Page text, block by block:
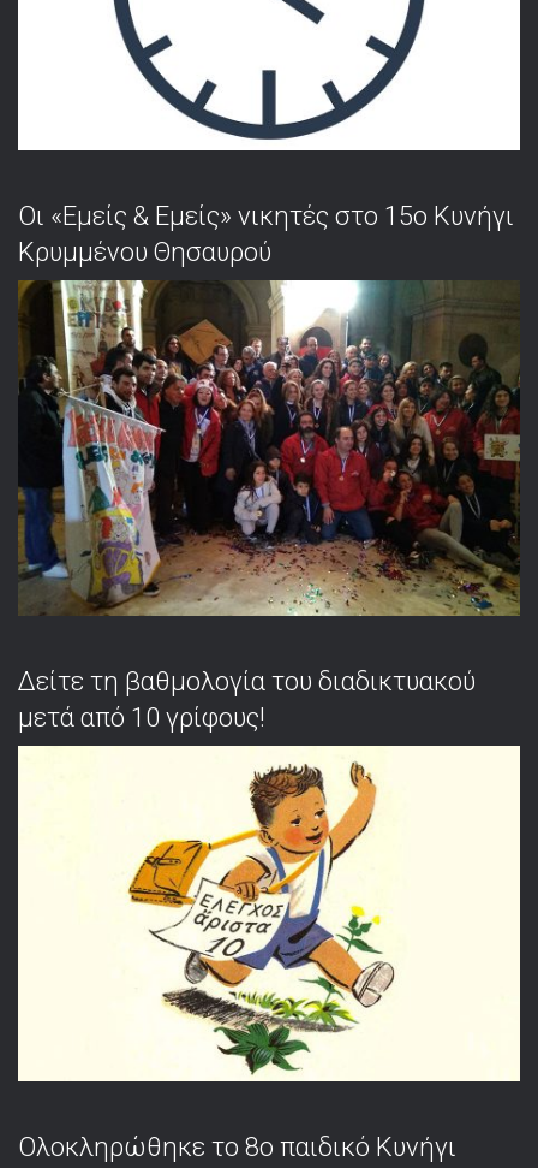
Οι «Εμείς & Εμείς» νικητές στο 15ο Κυνήγι
Κρυμμένου Θησαυρού
Δείτε τη βαθμολογία του διαδικτυακού
μετά από 10 γρίφους!
Ολοκληρώθηκε το 8ο παιδικό Κυνήγι